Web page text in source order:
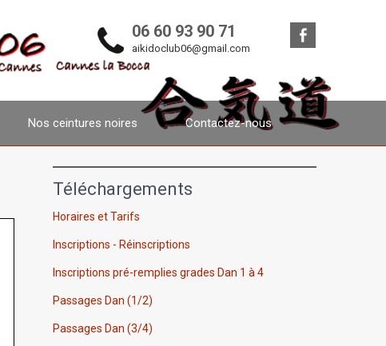
06 60 93 90 71
aikidoclub06@gmail.com
Nos ceintures noires Contactez-nous
Téléchargements
Horaires et Tarifs
Inscriptions - Réinscriptions
Inscriptions pré-remplies grades Dan 1 à 4
Passages Dan (1/2)
Passages Dan (3/4)